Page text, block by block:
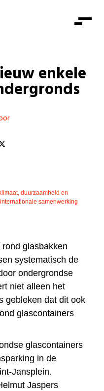
enkele
duurzaamheid en
samenwerking
glasbakken
systematisch de
ondergrondse
niet alleen het
gebleken dat dit ook
glascontainers
glascontainers
in de
Jansplein.
Jaspers